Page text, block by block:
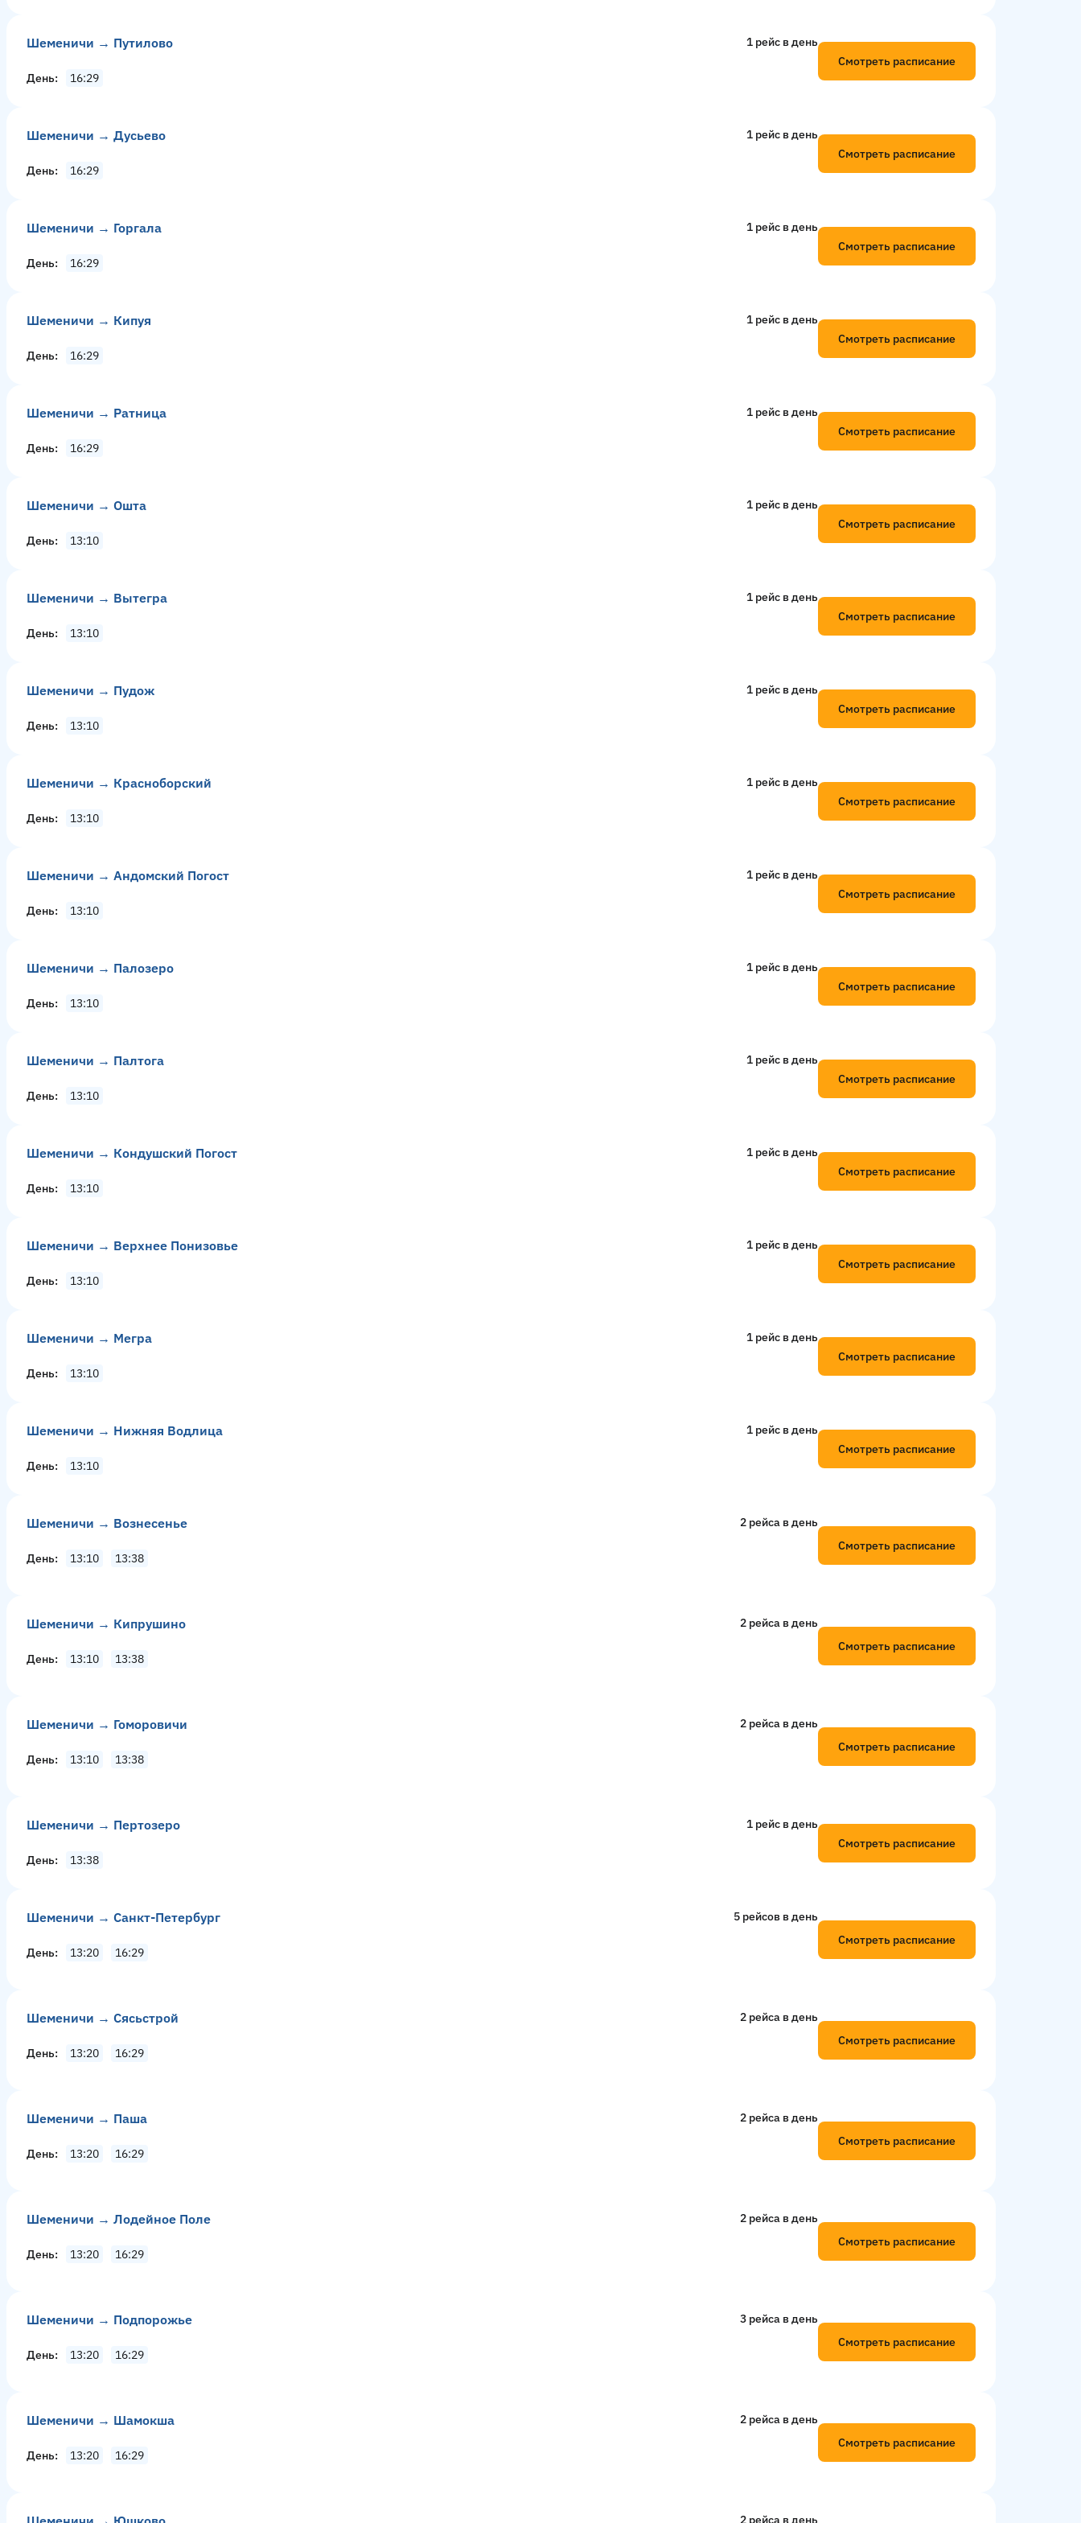
Шеменичи → Путилово 1 рейс в день
День 16:29
Смотреть расписание
Шеменичи → Дусьево 1 рейс в день
День 16:29
Смотреть расписание
Шеменичи → Горгала 1 рейс в день
День 16:29
Смотреть расписание
Шеменичи → Кипуя 1 рейс в день
День 16:29
Смотреть расписание
Шеменичи → Ратница 1 рейс в день
День 16:29
Смотреть расписание
Шеменичи → Ошта 1 рейс в день
День 13:10
Смотреть расписание
Шеменичи → Вытегра 1 рейс в день
День 13:10
Смотреть расписание
Шеменичи → Пудож 1 рейс в день
День 13:10
Смотреть расписание
Шеменичи → Красноборский 1 рейс в день
День 13:10
Смотреть расписание
Шеменичи → Андомский Погост 1 рейс в день
День 13:10
Смотреть расписание
Шеменичи → Палозеро 1 рейс в день
День 13:10
Смотреть расписание
Шеменичи → Палтога 1 рейс в день
День 13:10
Смотреть расписание
Шеменичи → Кондушский Погост 1 рейс в день
День 13:10
Смотреть расписание
Шеменичи → Верхнее Понизовье 1 рейс в день
День 13:10
Смотреть расписание
Шеменичи → Мегра 1 рейс в день
День 13:10
Смотреть расписание
Шеменичи → Нижняя Водлица 1 рейс в день
День 13:10
Смотреть расписание
Шеменичи → Вознесенье 2 рейсa в день
День 13:10 13:38
Смотреть расписание
Шеменичи → Кипрушино 2 рейсa в день
День 13:10 13:38
Смотреть расписание
Шеменичи → Гоморовичи 2 рейсa в день
День 13:10 13:38
Смотреть расписание
Шеменичи → Пертозеро 1 рейс в день
День 13:38
Смотреть расписание
Шеменичи → Санкт-Петербург 5 рейсов в день
День 13:20 16:29
Смотреть расписание
Шеменичи → Сясьстрой 2 рейсa в день
День 13:20 16:29
Смотреть расписание
Шеменичи → Паша 2 рейсa в день
День 13:20 16:29
Смотреть расписание
Шеменичи → Лодейное Поле 2 рейсa в день
День 13:20 16:29
Смотреть расписание
Шеменичи → Подпорожье 3 рейсa в день
День 13:20 16:29
Смотреть расписание
Шеменичи → Шамокша 2 рейсa в день
День 13:20 16:29
Смотреть расписание
2 рейсa в день